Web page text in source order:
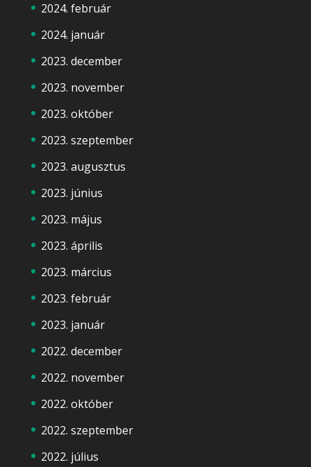
2024. február
2024. január
2023. december
2023. november
2023. október
2023. szeptember
2023. augusztus
2023. június
2023. május
2023. április
2023. március
2023. február
2023. január
2022. december
2022. november
2022. október
2022. szeptember
2022. július